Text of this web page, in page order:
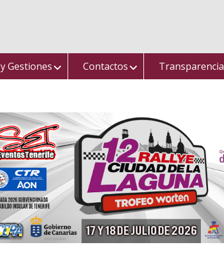
Gestiones Contactos Transparencia